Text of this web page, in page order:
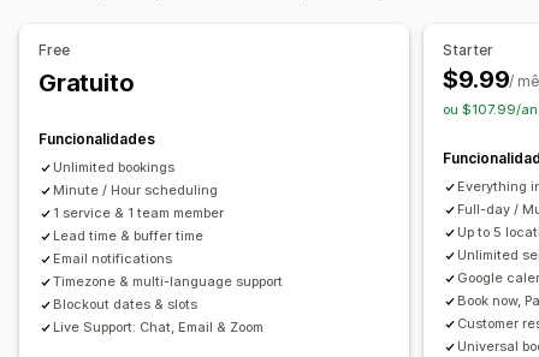
Limites de capacidade
Check-in de eventos
Notificações por e-mail
Notificações por SMS
Pagamentos Depósitos
Personalização
Páginas de reserva Widget de calendário
Bilhetes personalizados
Formulários personalizados
Notificações personalizadas
CSS personalizado
Gestão da equipa
Calendarização
Free
Gratuito
Funcionalidades
Unlimited bookings
Minute / Hour scheduling
1 service & 1 team member
Lead time & buffer time
Email notifications
Timezone & multi-language support
Blockout dates & slots
Live Support: Chat, Email & Zoom
Starter
$9.99/
ou $107.99/
Everything
Full-day /
Up to 5
Unlimited
Google
Book now,
Customer
Universal